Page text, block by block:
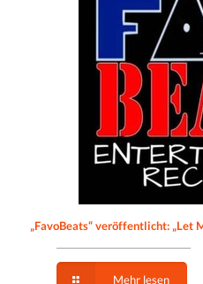
„FavoBeats“ veröffentlicht: „Let
Mehr lesen